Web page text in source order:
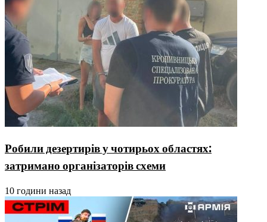
Робили дезертирів у чотирьох областях:
затримано організаторів схеми
10 години назад